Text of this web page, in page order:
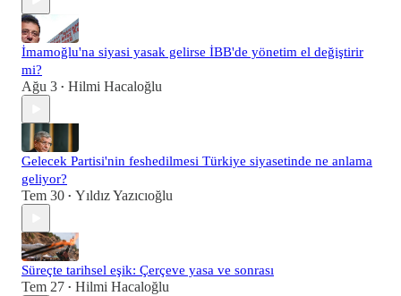
İmamoğlu'na siyasi yasak gelirse İBB'de yönetim el değiştirir
mi?
Ağu 3 • Hilmi Hacaloğlu
Gelecek Partisi'nin feshedilmesi Türkiye siyasetinde ne anlama
geliyor?
Tem 30 • Yıldız Yazıcıoğlu
Süreçte tarihsel eşik: Çerçeve yasa ve sonrası
Tem 27 • Hilmi Hacaloğlu